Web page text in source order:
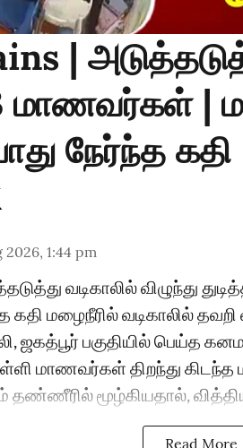
|
மாணவர்கள் |
நேர்ந்த கதி
2026, 1:44 pm
வடிகாலில் விழுந்து
கதி மழைநீரில் வடிகாலில்
ஜகத்பூர் பகுதியில் பெய்த
மாணவர்கள் திறந்து கிடந்த
தண்ணீரில் மூழ்கியதால்,
Read More